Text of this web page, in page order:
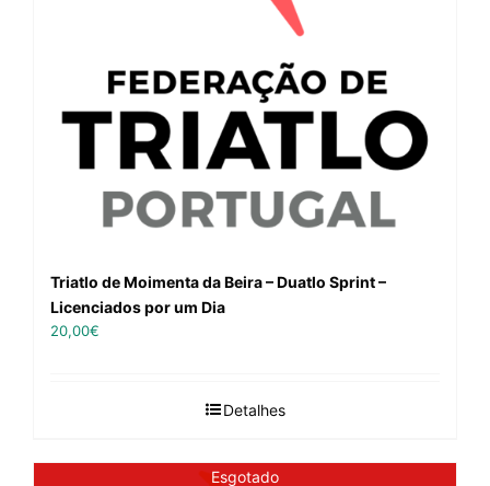
Triatlo de Moimenta da Beira – Duatlo Sprint –
Licenciados por um Dia
20,00€
Detalhes
Esgotado